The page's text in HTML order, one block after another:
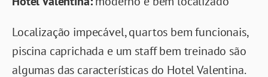
Localização impecável, quartos bem funcionais,
piscina caprichada e um staff bem treinado são
algumas das características do Hotel Valentina.